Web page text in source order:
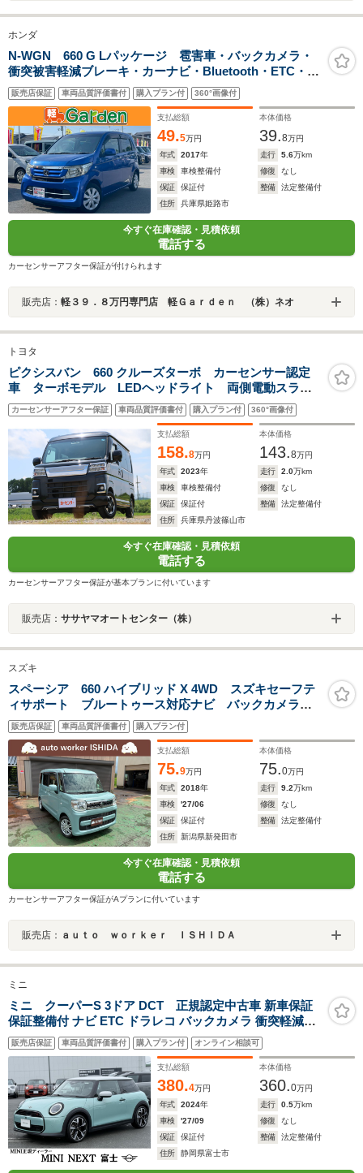
ホンダ
N-WGN 660 G Lパッケージ 雹害車・バックカメラ・
衝突被害軽減ブレーキ・カーナビ・Bluetooth・ETC・
CD/DVD再生・スマートキー&プッシュスタート・ベンチ
シート・ルームクリーニング
販売店保証 車両品質評価書付 購入プラン付 360°画像付
支払総額
49.5万円
本体価格
39.8万円
年式
2017年 走行 5.6万km
車検
車検整備付 修復
なし
保証
保証付 整備
法定整備付
住所
兵庫県姫路市
今すぐ在庫確認・見積依頼
電話する
カーセンサーアフター保証が付けられます
販売店： 軽３９．８万円専門店 軽Ｇａｒｄｅｎ （株）ネオ
トヨタ
ピクシスバン 660 クルーズターボ カーセンサー認定
車 ターボモデル LEDヘッドライト 両側電動スライ
ドドア 純正ナビ Bluetooth Bカメラ ETC2.0
カーセンサーアフター保証 車両品質評価書付 購入プラン付 360°画像付
支払総額
158.8万円
本体価格
143.8万円
年式
2023年 走行 2.0万km
車検
車検整備付 修復
なし
保証
保証付 整備
法定整備付
住所
兵庫県丹波篠山市
今すぐ在庫確認・見積依頼
電話する
カーセンサーアフター保証が基本プランに付いています
販売店： ササヤマオートセンター（株）
スズキ
スペーシア 660 ハイブリッド X 4WD スズキセーフテ
ィサポート ブルートゥース対応ナビ バックカメラ
スマートキー 両側電動スライドドア シートヒーター
販売店保証 車両品質評価書付 購入プラン付
支払総額
75.9万円
本体価格
75.0万円
年式
2018年 走行 9.2万km
車検
'27/06 修復
なし
保証
保証付 整備
法定整備付
住所
新潟県新発田市
今すぐ在庫確認・見積依頼
電話する
カーセンサーアフター保証がAプランに付いています
販売店： ａｕｔｏ ｗｏｒｋｅｒ ＩＳＨＩＤＡ
ミニ
ミニ クーパーS 3ドア DCT 正規認定中古車 新車保証
保証整備付 ナビ ETC ドラレコ バックカメラ 衝突軽減ブ
レーキ アイドリングストップ 障害物ソナー 車線キープ A
クルコン
販売店保証 車両品質評価書付 購入プラン付 オンライン相談可
支払総額
380.4万円
本体価格
360.0万円
年式
2024年 走行 0.5万km
車検
'27/09 修復
なし
保証
保証付 整備
法定整備付
住所
静岡県富士市